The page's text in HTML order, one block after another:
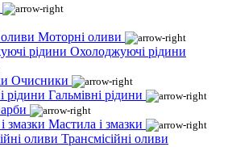
Моторні оливи
Охолоджуючі рідини
Очисники
Гальмівні рідини
Мастила і змазки
Трансмісійні оливи